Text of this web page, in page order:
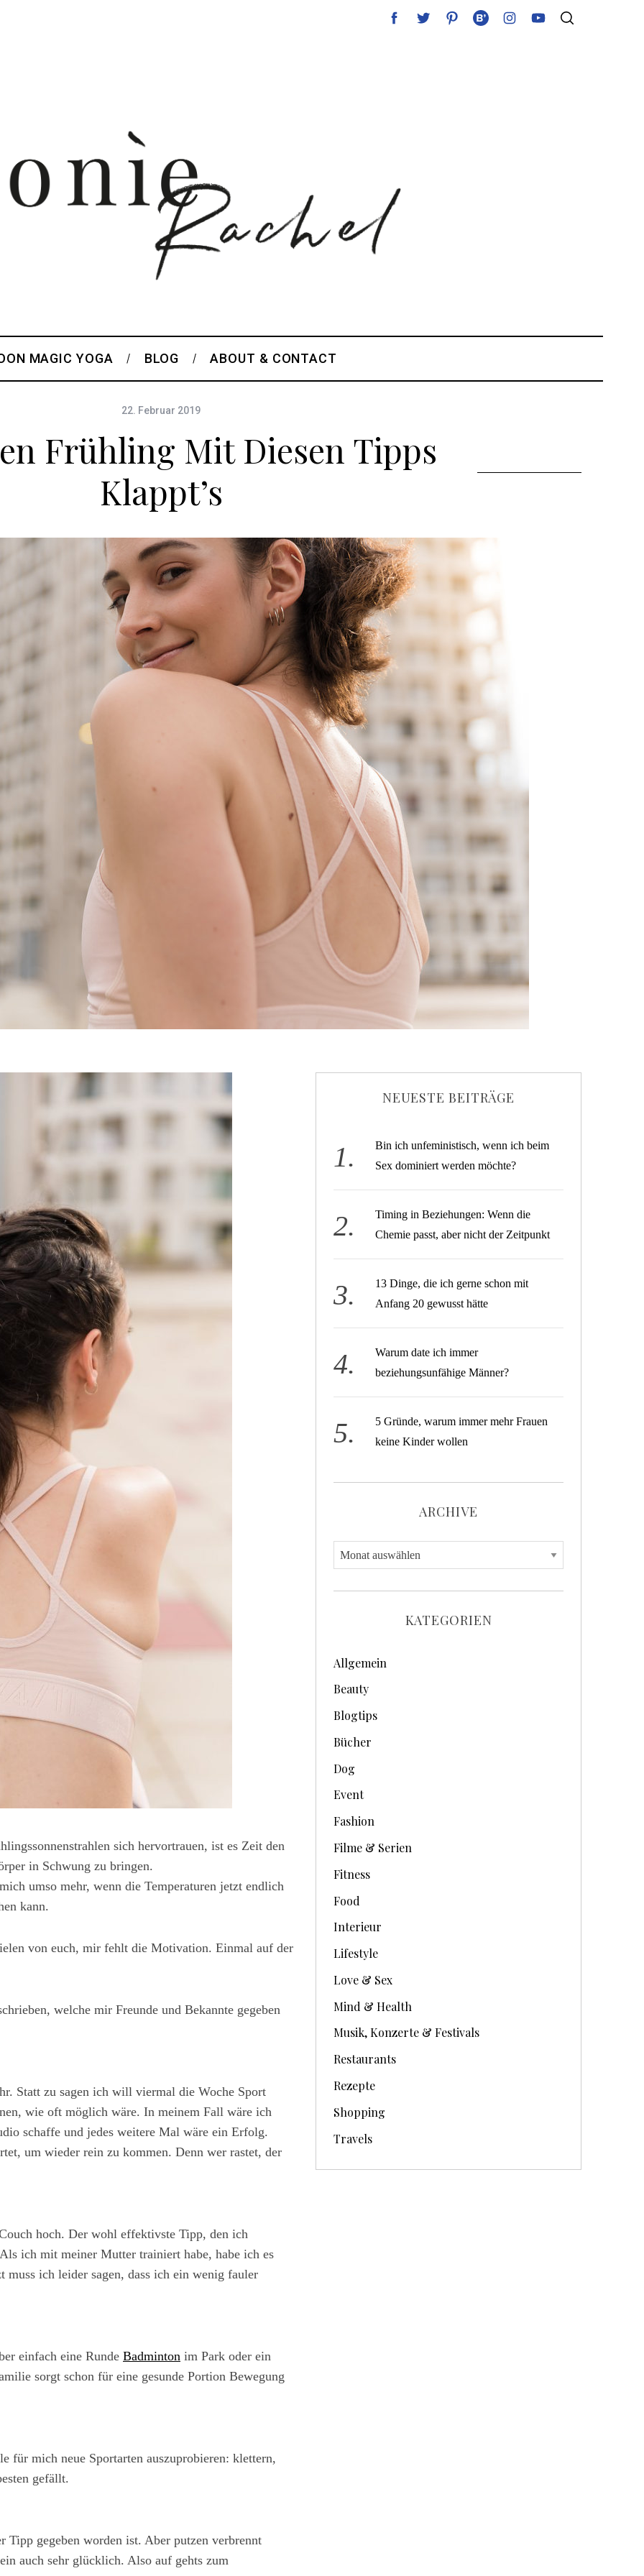
MAGIC YOGA BLOG ABOUT & CONTACT
22. Februar 2019
Frühling Mit Diesen Tipps
Klappt’s
sich hervortrauen, ist es Zeit den
in Schwung zu bringen.
umso mehr, wenn die Temperaturen jetzt endlich
kann.
von euch, mir fehlt die Motivation. Einmal auf der
welche mir Freunde und Bekannte gegeben
Statt zu sagen ich will viermal die Woche Sport
wie oft möglich wäre. In meinem Fall wäre ich
schaffe und jedes weitere Mal wäre ein Erfolg.
um wieder rein zu kommen. Denn wer rastet, der
hoch. Der wohl effektivste Tipp, den ich
ich mit meiner Mutter trainiert habe, habe ich es
ich leider sagen, dass ich ein wenig fauler
einfach eine Runde Badminton im Park oder ein
sorgt schon für eine gesunde Portion Bewegung
für mich neue Sportarten auszuprobieren: klettern,
gefällt.
Tipp gegeben worden ist. Aber putzen verbrennt
auch sehr glücklich. Also auf gehts zum
NEUESTE BEITRÄGE
Bin ich unfeministisch, wenn ich beim
Sex dominiert werden möchte?
Timing in Beziehungen: Wenn die
Chemie passt, aber nicht der Zeitpunkt
13 Dinge, die ich gerne schon mit
Anfang 20 gewusst hätte
Warum date ich immer
beziehungsunfähige Männer?
5 Gründe, warum immer mehr Frauen
keine Kinder wollen
ARCHIVE
A
r
c
e
KATEGORIEN
Allgemein
Beauty
Blogtips
Bücher
Dog
Event
Fashion
Filme & Serien
Fitness
Food
Interieur
Lifestyle
Love & Sex
Mind & Health
Musik, Konzerte & Festivals
Restaurants
Rezepte
Shopping
Travels